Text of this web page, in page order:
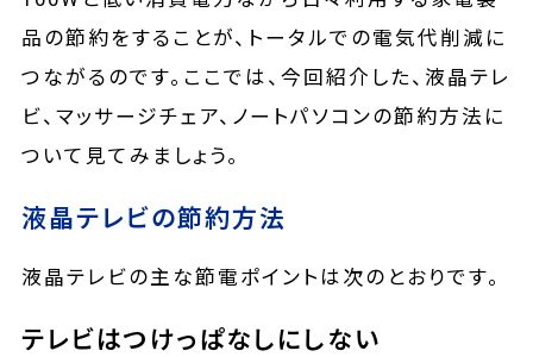
品の節約をすることが、トータルでの電気代削減に
つながるのです。ここでは、今回紹介した、液晶テレ
ビ、マッサージチェア、ノートパソコンの節約方法に
ついて見てみましょう。
液晶テレビの節約方法
液晶テレビの主な節電ポイントは次のとおりです。
テレビはつけっぱなしにしない